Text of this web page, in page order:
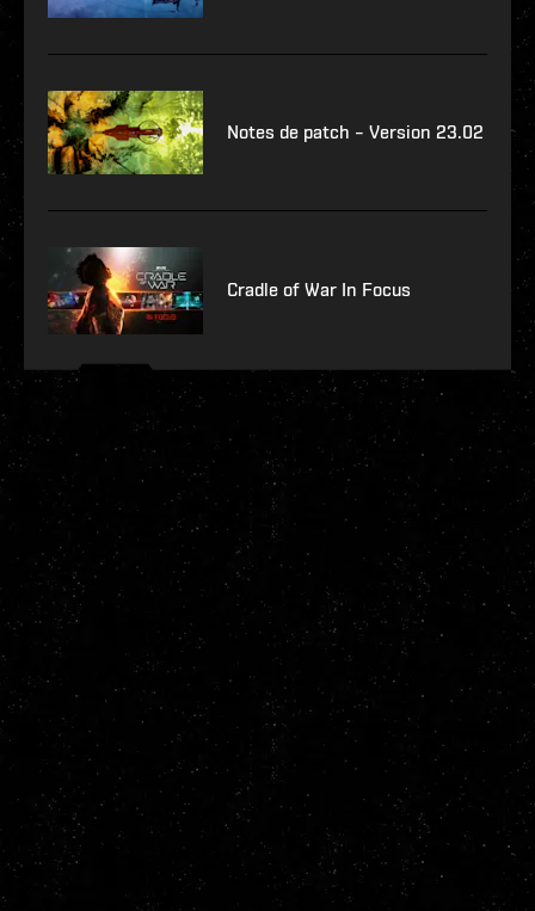
Notes de patch – Version 23.02
Cradle of War In Focus